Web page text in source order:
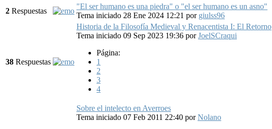
2 Respuestas
"El ser humano es una piedra" o "el ser humano es un asno"
Tema iniciado 28 Ene 2024 12:21 por giulss96
38 Respuestas
Historia de la Filosofía Medieval y Renacentista I: El Retorno
Tema iniciado 09 Sep 2023 19:36 porJoelSCraqui
Página:
1
2
3
4
Sobre el intelecto en Averroes
Tema iniciado 07 Feb 2011 22:40 porNolano